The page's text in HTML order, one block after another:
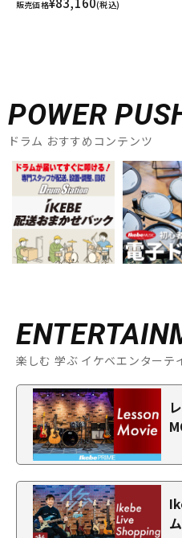
販売価格 (税込)
POWER
ドラム おすすめコンテンツ
楽しむ 学ぶ イケベエンターテ